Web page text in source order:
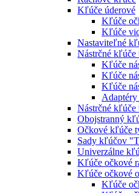
Kľúče úderové
Kľúče
Kľúče
Nastaviteľné
Nástrčné
Kľúče
Kľúče
Kľúče
Nástrčné kľúče
Obojstranný
Očkové kľúče
Sady kľúčov
Univerzálne
Kľúče očkové
Kľúče očkové
Kľúče